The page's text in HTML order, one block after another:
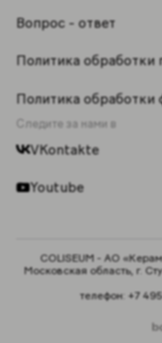
Вопрос - ответ
Политика обработки
Политика обработки
Следите за нами в
VKontakte
Youtube
COLISEUM - АО
Московская область, г.
телефон: +7